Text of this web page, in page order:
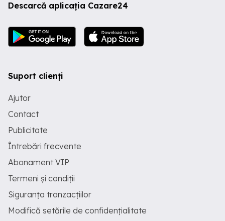
Descarcă aplicația Cazare24
Suport clienți
Ajutor
Contact
Publicitate
Întrebări frecvente
Abonament VIP
Termeni și condiții
Siguranța tranzacțiilor
Modifică setările de confidențialitate